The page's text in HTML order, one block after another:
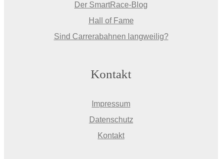
Der SmartRace-Blog
Hall of Fame
Sind Carrerabahnen langweilig?
Kontakt
Impressum
Datenschutz
Kontakt